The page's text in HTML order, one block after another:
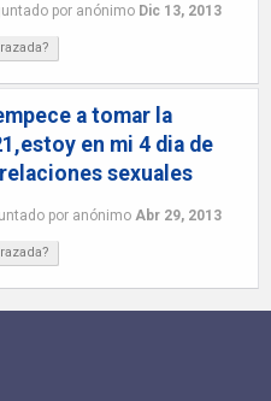
por anónimo Dic 13, 2013
a tomar la
en mi 4 dia de
sexuales
por anónimo Abr 29, 2013